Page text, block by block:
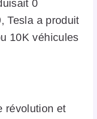
0
Tesla a produit
10K véhicules
révolution et